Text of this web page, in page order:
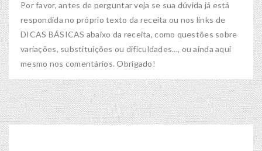
Por favor, antes de perguntar veja se sua dúvida já está
respondida no próprio texto da receita ou nos links de
DICAS BÁSICAS abaixo da receita, como questões sobre
variações, substituições ou dificuldades..., ou ainda aqui
mesmo nos comentários. Obrigado!